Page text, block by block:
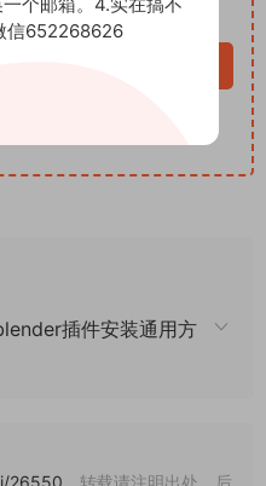
：652268626
插件安装通用方
26550 ，转载请注明出处。后
信652268626